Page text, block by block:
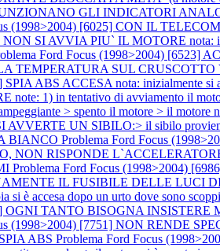
GLI INDICATORI
(1998>2004) [6025] CON IL
SI AVVIA PIU` IL MOTORE nota: in
Ford Focus (1998>2004)
TEMPERATURA SUL CRUSCOTTO
ABS ACCESA nota: inizialmente si
1) in tentativo di avviamento il
> spento il motore > il motore
AVVERTE UN SIBILO:> il sibilo
BIANCO Problema Ford Focus
NON RISPONDE
Problema Ford Focus (1998>2004)
IL FUSIBILE DELLE LUCI
si è accesa dopo un urto dove sono
OGNI TANTO BISOGNA
(1998>2004) [7751] NON RENDE
ABS Problema Ford Focus